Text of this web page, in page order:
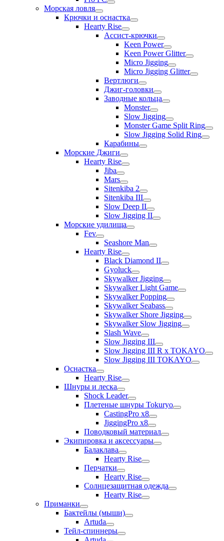
Морская ловля
Крючки и оснастка
Hearty Rise
Ассист-крючки
Keen Power
Keen Power Glitter
Micro Jigging
Micro Jigging Glitter
Вертлюги
Джиг-головки
Заводные кольца
Monster
Slow Jigging
Monster Game Split Ring
Slow Jigging Solid Ring
Карабины
Морские Джиги
Hearty Rise
Jiba
Mars
Sitenkiba 2
Sitenkiba III
Slow Deep II
Slow Jigging II
Морские удилища
Fev
Seashore Man
Hearty Rise
Black Diamond II
Gyoluck
Skywalker Jigging
Skywalker Light Game
Skywalker Popping
Skywalker Seabass
Skywalker Shore Jigging
Skywalker Slow Jigging
Slash Wave
Slow Jigging III
Slow Jigging III R x TOKAYO
Slow Jigging III TOKAYO
Оснастка
Hearty Rise
Шнуры и леска
Shock Leader
Плетеные шнуры Tokuryo
CastingPro x8
JiggingPro x8
Поводковый материал
Экипировка и аксессуары
Балаклава
Hearty Rise
Перчатки
Hearty Rise
Солнцезащитная одежда
Hearty Rise
Приманки
Бактейлы (мыши)
Artuda
Тейл-спиннеры